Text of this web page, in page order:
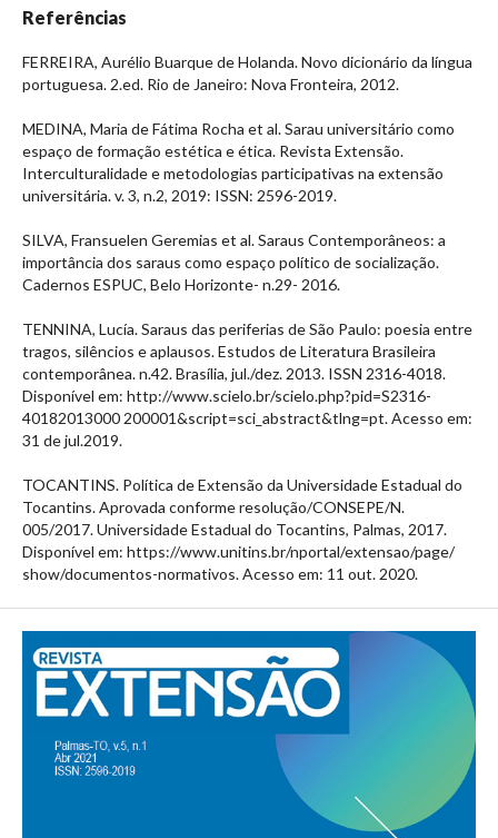
Referências
FERREIRA, Aurélio Buarque de Holanda. Novo dicionário da língua
portuguesa. 2.ed. Rio de Janeiro: Nova Fronteira, 2012.
MEDINA, Maria de Fátima Rocha et al. Sarau universitário como
espaço de formação estética e ética. Revista Extensão.
Interculturalidade e metodologias participativas na extensão
universitária. v. 3, n.2, 2019: ISSN: 2596-2019.
SILVA, Fransuelen Geremias et al. Saraus Contemporâneos: a
importância dos saraus como espaço político de socialização.
Cadernos ESPUC, Belo Horizonte- n.29- 2016.
TENNINA, Lucía. Saraus das periferias de São Paulo: poesia entre
tragos, silêncios e aplausos. Estudos de Literatura Brasileira
contemporânea. n.42. Brasília, jul./dez. 2013. ISSN 2316-4018.
Disponível em: http://www.scielo.br/scielo.php?pid=S2316-
40182013000 200001&script=sci_abstract&tlng=pt. Acesso em:
31 de jul.2019.
TOCANTINS. Política de Extensão da Universidade Estadual do
Tocantins. Aprovada conforme resolução/CONSEPE/N.
005/2017. Universidade Estadual do Tocantins, Palmas, 2017.
Disponível em: https://www.unitins.br/nportal/extensao/page/
show/documentos-normativos. Acesso em: 11 out. 2020.